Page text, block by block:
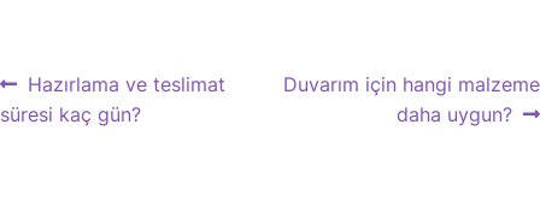
Yazı
gezinmesi
Previous
post:
Hazırlama ve teslimat
süresi kaç gün?
Next
Duvarım için hangi malzeme
daha uygun?